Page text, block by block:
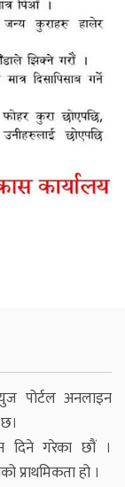
पोर्टल अनलाइन
दिने गरेका छौं ।
प्राथमिकता हो ।